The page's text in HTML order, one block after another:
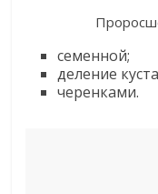
семенной;
деление
черенками.